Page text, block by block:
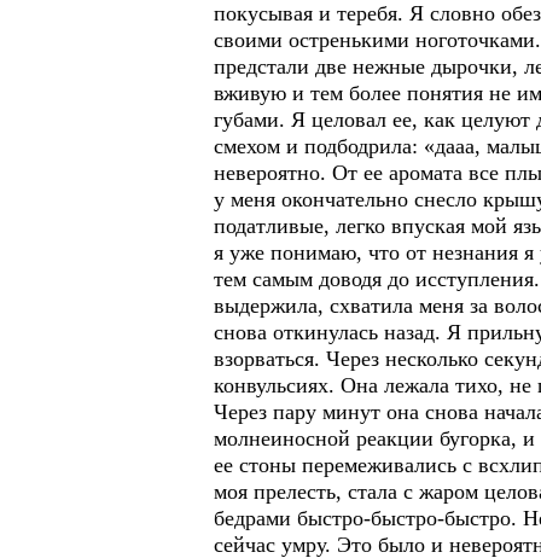
покусывая и теребя. Я словно
своими остренькими
предстали две нежные дырочки,
вживую и тем более понятия не
губами. Я целовал ее, как
смехом и подбодрила: «дааа,
невероятно. От ее аромата все
у меня окончательно снесло
податливые, легко впуская мой
я уже понимаю, что от незнания
тем самым доводя до
выдержила, схватила меня за
снова откинулась назад. Я
взорваться. Через несколько
конвульсиях. Она лежала тихо, не
Через пару минут она снова
молнеиносной реакции бугорка,
ее стоны перемеживались с
моя прелесть, стала с жаром
бедрами быстро-быстро-быстро.
сейчас умру. Это было и